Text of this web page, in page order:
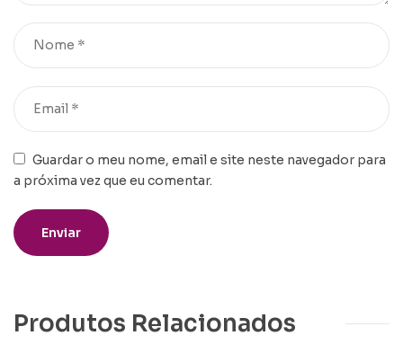
Guardar o meu nome, email e site neste navegador para
a próxima vez que eu comentar.
Produtos Relacionados